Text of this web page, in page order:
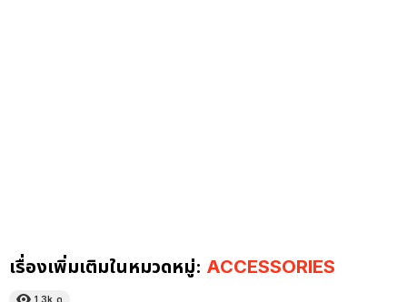
เรื่องเพิ่มเติมในหมวดหมู่: ACCESSORIES
1.3k ดู